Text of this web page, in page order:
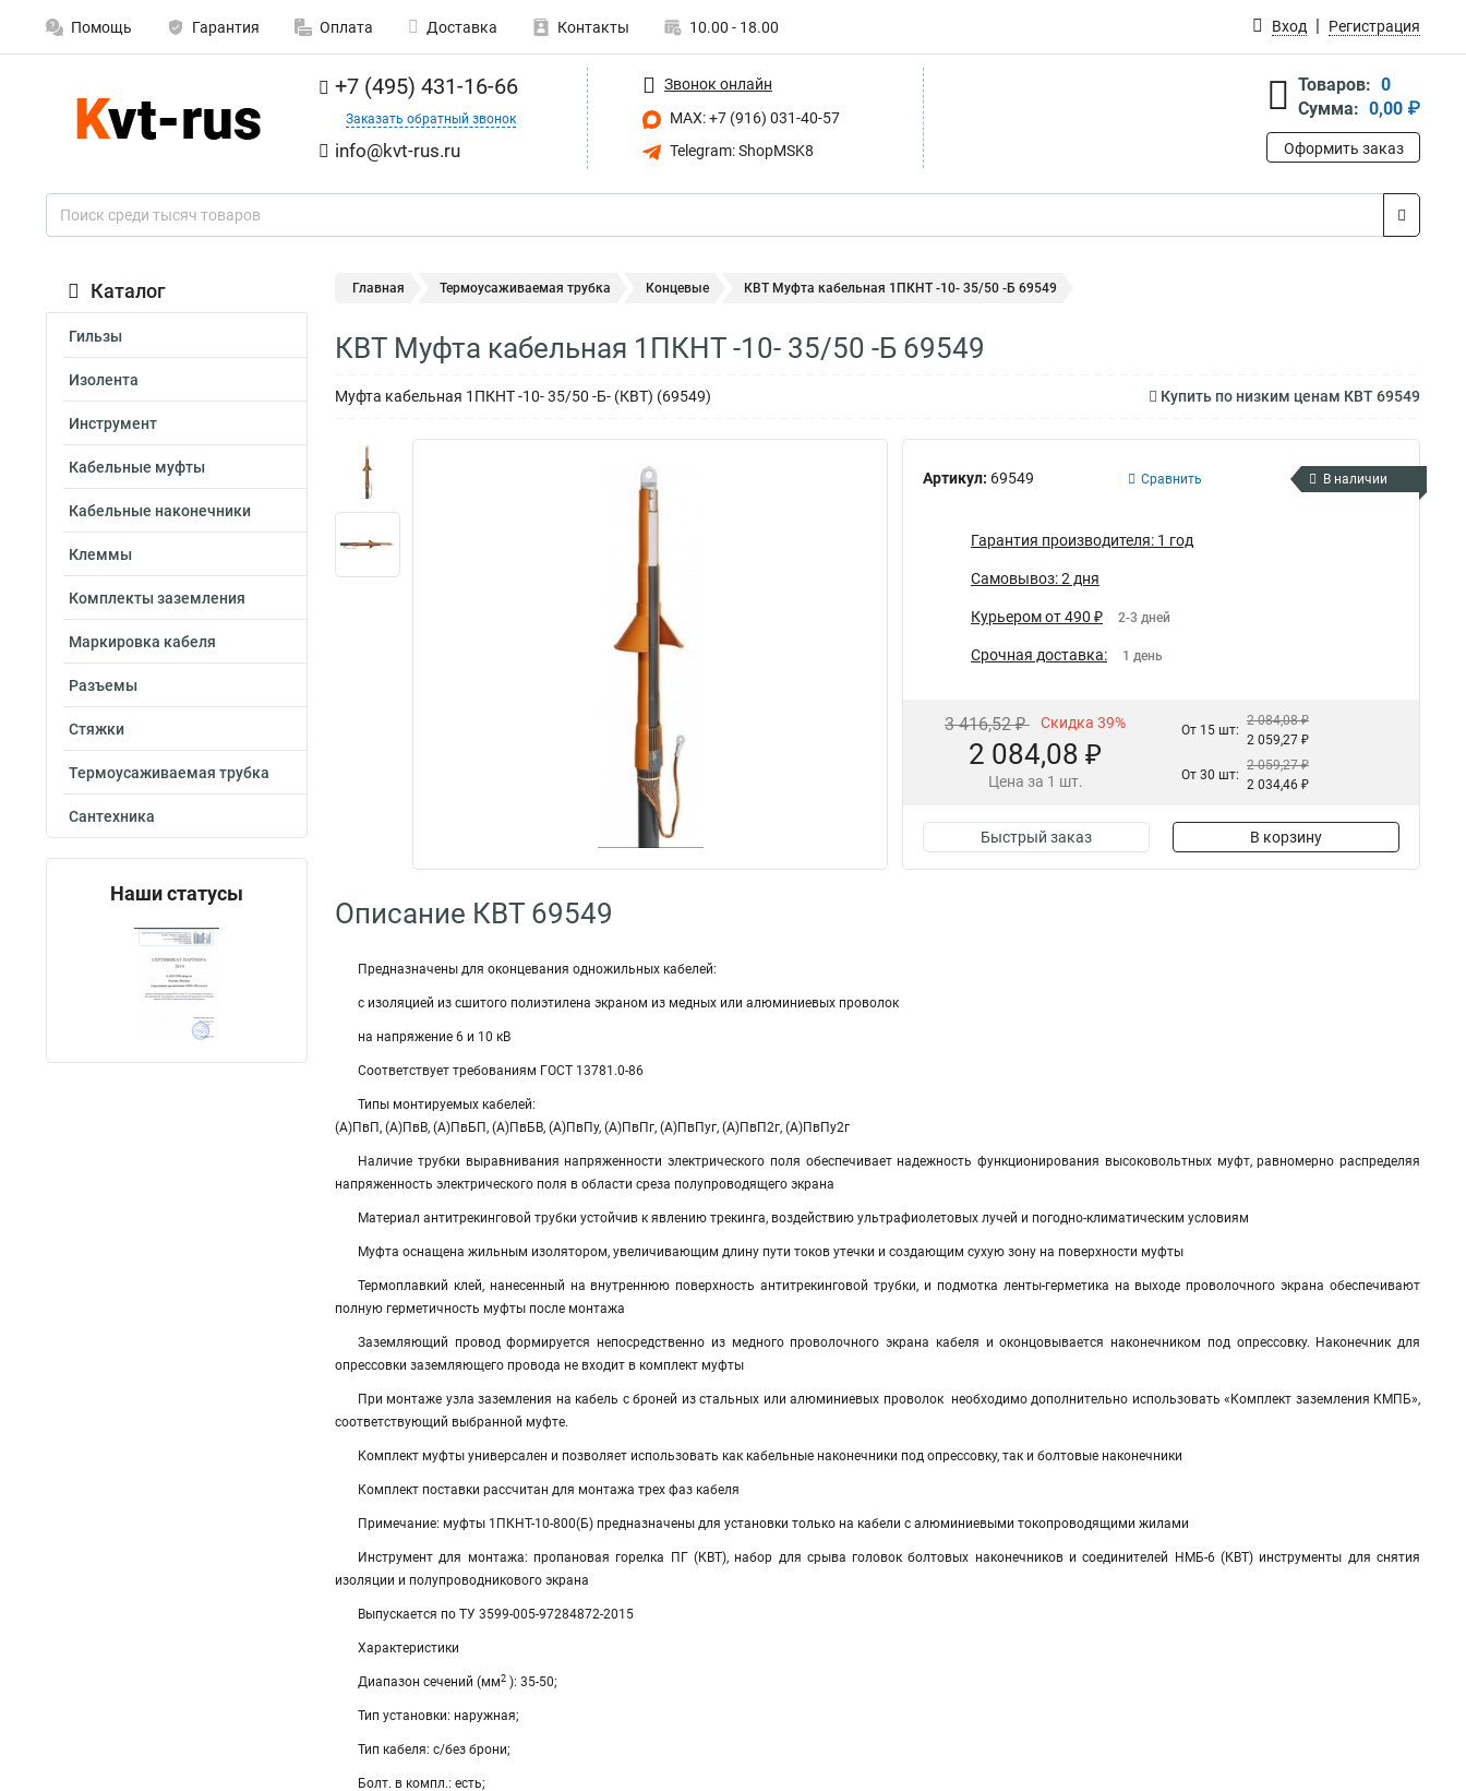
Помощь Гарантия Оплата Доставка Контакты 10.00 - 18.00 Вход Регистрация
+7 (495) 431-16-66
Заказать обратный звонок
info@kvt-rus.ru
Звонок онлайн
MAX: +7 (916) 031-40-57
Telegram: ShopMSK8
Товаров: 0
Сумма: 0,00 ₽
Оформить заказ
Каталог
Гильзы
Изолента
Инструмент
Кабельные муфты
Кабельные наконечники
Клеммы
Комплекты заземления
Маркировка кабеля
Разъемы
Стяжки
Термоусаживаемая трубка
Сантехника
Наши статусы
Главная Термоусаживаемая трубка Концевые КВТ Муфта кабельная 1ПКНТ -10- 35/50 -Б 69549
КВТ Муфта кабельная 1ПКНТ -10- 35/50 -Б 69549
Муфта кабельная 1ПКНТ -10- 35/50 -Б- (КВТ) (69549) Купить по низким ценам КВТ 69549
Артикул: 69549 Сравнить В наличии
Гарантия производителя: 1 год
Самовывоз: 2 дня
Курьером от 490 ₽ 2-3 дней
Срочная доставка: 1 день
3 416,52 ₽ Скидка 39%
2 084,08 ₽
Цена за 1 шт.
От 15 шт:
2 084,08 ₽
2 059,27 ₽
От 30 шт:
2 059,27 ₽
2 034,46 ₽
Быстрый заказ В корзину
Описание КВТ 69549
Предназначены для оконцевания одножильных кабелей:
с изоляцией из сшитого полиэтилена экраном из медных или алюминиевых проволок
на напряжение 6 и 10 кВ
Соответствует требованиям ГОСТ 13781.0-86
Типы монтируемых кабелей:
(А)ПвП, (А)ПвВ, (А)ПвБП, (А)ПвБВ, (А)ПвПу, (А)ПвПг, (А)ПвПуг, (А)ПвП2г, (А)ПвПу2г
Наличие трубки выравнивания напряженности электрического поля обеспечивает надежность функционирования высоковольтных муфт, равномерно распределяя
напряженность электрического поля в области среза полупроводящего экрана
Материал антитрекинговой трубки устойчив к явлению трекинга, воздействию ультрафиолетовых лучей и погодно-климатическим условиям
Муфта оснащена жильным изолятором, увеличивающим длину пути токов утечки и создающим сухую зону на поверхности муфты
Термоплавкий клей, нанесенный на внутреннюю поверхность антитрекинговой трубки, и подмотка ленты-герметика на выходе проволочного экрана обеспечивают
полную герметичность муфты после монтажа
Заземляющий провод формируется непосредственно из медного проволочного экрана кабеля и оконцовывается наконечником под опрессовку. Наконечник для
опрессовки заземляющего провода не входит в комплект муфты
При монтаже узла заземления на кабель с броней из стальных или алюминиевых проволок необходимо дополнительно использовать «Комплект заземления КМПБ»,
соответствующий выбранной муфте.
Комплект муфты универсален и позволяет использовать как кабельные наконечники под опрессовку, так и болтовые наконечники
Комплект поставки рассчитан для монтажа трех фаз кабеля
Примечание: муфты 1ПКНТ-10-800(Б) предназначены для установки только на кабели с алюминиевыми токопроводящими жилами
Инструмент для монтажа: пропановая горелка ПГ (КВТ), набор для срыва головок болтовых наконечников и соединителей НМБ-6 (КВТ) инструменты для снятия
изоляции и полупроводникового экрана
Выпускается по ТУ 3599-005-97284872-2015
Характеристики
Диапазон сечений (мм2 ): 35-50;
Тип установки: наружная;
Тип кабеля: с/без брони;
Болт. в компл.: есть;